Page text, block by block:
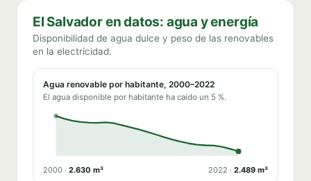
El Salvador en datos: agua y energía
Disponibilidad de agua dulce y peso de las renovables
en la electricidad.
Agua renovable por habitante, 2000–2022
El agua disponible por habitante ha caído un 5 %.
2000 · 2.630 m³ 2022 · 2.489 m³